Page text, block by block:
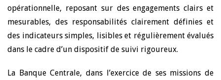
opérationnelle, reposant sur des engagements clairs et
mesurables, des responsabilités clairement définies et
des indicateurs simples, lisibles et régulièrement évalués
dans le cadre d’un dispositif de suivi rigoureux.
La Banque Centrale, dans l’exercice de ses missions de